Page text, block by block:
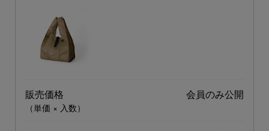
販売価格
（単価 × 入数）
会員のみ公開